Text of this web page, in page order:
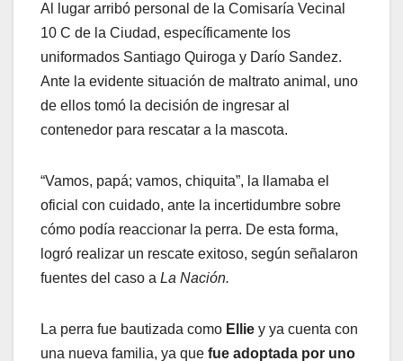
Al lugar arribó personal de la Comisaría Vecinal
10 C de la Ciudad, específicamente los
uniformados Santiago Quiroga y Darío Sandez.
Ante la evidente situación de maltrato animal, uno
de ellos tomó la decisión de ingresar al
contenedor para rescatar a la mascota.
“Vamos, papá; vamos, chiquita”, la llamaba el
oficial con cuidado, ante la incertidumbre sobre
cómo podía reaccionar la perra. De esta forma,
logró realizar un rescate exitoso, según señalaron
fuentes del caso a La Nación.
La perra fue bautizada como Ellie y ya cuenta con
una nueva familia, ya que fue adoptada por uno